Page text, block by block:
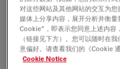
2025 年 9 月 18 日，德
镜和科学仪器领先供应商
业可持续发展评级机构
Leica Microsystems 公
对这些网站及其他网站的交互为
媒体上分享内容，展开分析并衡
Cookie”，即表示您同意上述内容
（链接见下方）。您可以随时在
意偏好。请查看我们的《Cookie
Cookie Notice